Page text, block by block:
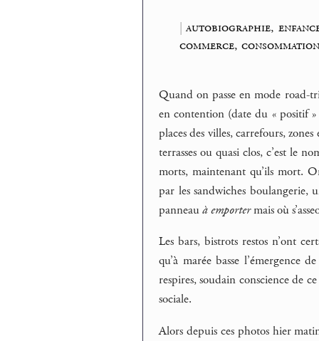
|autobiographie,
commerce, consommation
Quand on passe en mode road-
en contention (date du « positif
places des villes, carrefours,
terrasses ou quasi clos, c’est le
morts, maintenant qu’ils mort.
par les sandwiches
panneauà emportermais où
Les bars, bistrots restos n’ont
qu’à marée basse l’émergence
respires, soudain conscience de
sociale.
Alors depuis ces photos hier